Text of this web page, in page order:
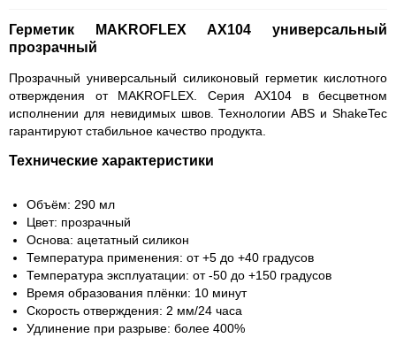
Герметик MAKROFLEX AX104 универсальный
прозрачный
Прозрачный универсальный силиконовый герметик кислотного
отверждения от MAKROFLEX. Серия AX104 в бесцветном
исполнении для невидимых швов. Технологии ABS и ShakeTec
гарантируют стабильное качество продукта.
Технические характеристики
Объём: 290 мл
Цвет: прозрачный
Основа: ацетатный силикон
Температура применения: от +5 до +40 градусов
Температура эксплуатации: от -50 до +150 градусов
Время образования плёнки: 10 минут
Скорость отверждения: 2 мм/24 часа
Удлинение при разрыве: более 400%